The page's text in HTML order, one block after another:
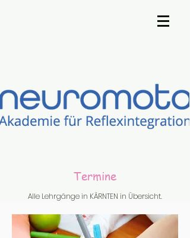
Termine
Alle Lehrgänge in KÄRNTEN in Übersicht.